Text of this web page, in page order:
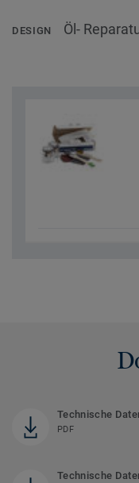
DESIGN Öl-
Technische
PDF
Technische